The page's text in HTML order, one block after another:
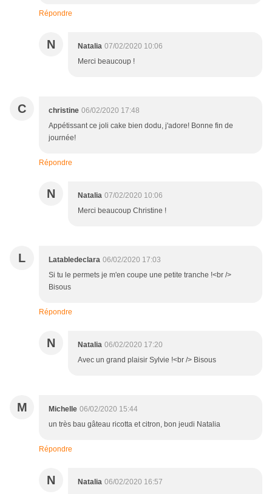
Répondre
N Natalia 07/02/2020 10:06
Merci beaucoup !
C christine 06/02/2020 17:48
Appétissant ce joli cake bien dodu, j'adore! Bonne fin de
journée!
Répondre
N Natalia 07/02/2020 10:06
Merci beaucoup Christine !
L Latabledeclara 06/02/2020 17:03
Si tu le permets je m'en coupe une petite tranche !<br />
Bisous
Répondre
N Natalia 06/02/2020 17:20
Avec un grand plaisir Sylvie !<br /> Bisous
M Michelle 06/02/2020 15:44
un très bau gâteau ricotta et citron, bon jeudi Natalia
Répondre
N Natalia 06/02/2020 16:57